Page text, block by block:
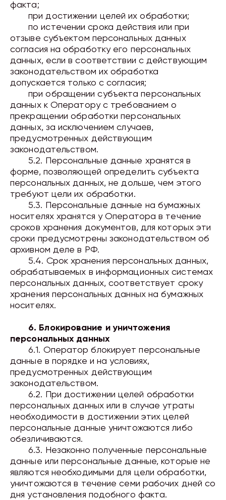
факта;
придостижении целей их обработки;
по истечении срока действия или при
отзыве субъектом персональных данных
согласия на обработку его персональных
данных, если в соответствии с действующим
законодательством их обработка
допускается только с согласия;
при обращении субъекта персональных
данных к Оператору с требованием о
прекращении обработки персональных
данных, за исключением случаев,
предусмотренных действующим
законодательством.
5.2. Персональные данные хранятся в
форме, позволяющей определить субъекта
персональных данных, не дольше, чем этого
требуют цели их обработки.
5.3. Персональные данные на бумажных
носителях хранятся у Оператора в течение
сроков хранения документов, для которых эти
сроки предусмотрены законодательством об
архивном деле в РФ.
5.4. Срок хранения персональных данных,
обрабатываемых в информационных системах
персональных данных, соответствует сроку
хранения персональных данных на бумажных
носителях.
6. Блокирование и уничтожения
персональных данных
6.1. Оператор блокирует персональные
данные в порядке и на условиях,
предусмотренных действующим
законодательством.
6.2. При достижении целей обработки
персональных данных или в случае утраты
необходимости в достижении этих целей
персональные данныеуничтожаются либо
обезличиваются.
6.3. Незаконно полученные персональные
данные или персональные данные, которые не
являются необходимыми для цели обработки,
уничтожаются в течениесеми рабочих дней со
дня установления подобного факта.